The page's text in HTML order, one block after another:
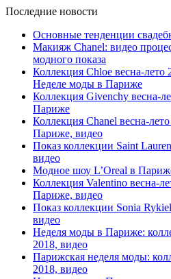
Последние новости
Основные тенденции
Макияж Chanel: видео
модного показа
Коллекция Chloe весна-лето
Неделе моды в Париже
Коллекция Givenchy весна-
Париже
Коллекция Chanel весна-
Париже, видео
Показ коллекции Saint
видео
Модное шоу L’Oreal в
Коллекция Valentino весна-
Париже, видео
Показ коллекции Sonia
видео
Неделя моды в Париже:
2018, видео
Парижская неделя моды:
2018, видео